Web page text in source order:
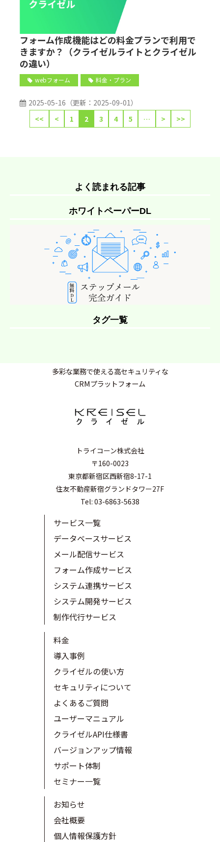
フォーム作成機能はどの料金プランで利用で
きますか？（クライゼルライトとクライゼル
の違い）
webフォーム 料金・プラン
2025-05-16 （更新： 2025-09-01）
<<
< 1 2 3 4 5 … > >>
よく読まれる記事
ホワイトペーパーDL
タグ一覧
多彩な業務で使える高セキュリティな
CRMプラットフォーム
トライコーン株式会社
〒160-0023
東京都新宿区西新宿8-17-1
住友不動産新宿グランドタワー27F
Tel: 03-6863-5638
サービス一覧
データベースサービス
メール配信サービス
フォーム作成サービス
システム連携サービス
システム開発サービス
制作代行サービス
料金
導入事例
クライゼルの使い方
セキュリティについて
よくあるご質問
ユーザーマニュアル
クライゼルAPI仕様書
バージョンアップ情報
サポート体制
セミナー一覧
お知らせ
会社概要
個人情報保護方針